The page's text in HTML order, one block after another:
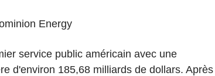
Energy
service public américain avec une
d'environ 185,68 milliards de dollars. Après